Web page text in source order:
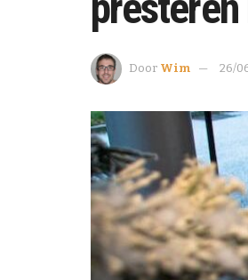
Door Wim 26/